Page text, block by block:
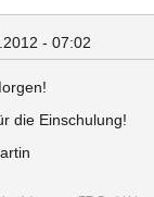
- 07:02
die Einschulung!